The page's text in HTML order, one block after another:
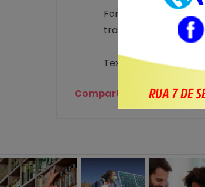
Foram apreendidos,
transferência
Texto e fotos:
Compartilhe